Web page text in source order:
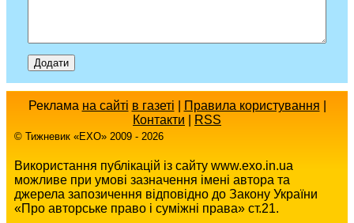
Реклама на сайті в газеті Правила користування
Контакти
RSS
© Тижневик «EХO» 2009 - 2026
Використання публікацій із сайту www.exo.in.ua
можливе при умові зазначення імені автора та
джерела запозичення відповідно до Закону України
«Про авторське право і суміжні права» ст.21.